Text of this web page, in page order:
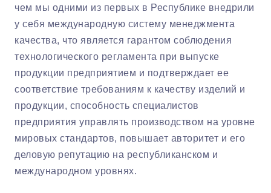
чем мы одними из первых в Республике внедрили
у себя международную систему менеджмента
качества, что является гарантом соблюдения
технологического регламента при выпуске
продукции предприятием и подтверждает ее
соответствие требованиям к качеству изделий и
продукции, способность специалистов
предприятия управлять производством на уровне
мировых стандартов, повышает авторитет и его
деловую репутацию на республиканском и
международном уровнях.